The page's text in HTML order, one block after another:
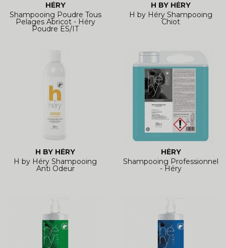
HÉRY
Shampooing Poudre Tous
Pelages Abricot - Héry
Poudre ES/IT
H BY HÉRY
H by Héry Shampooing
Chiot
H BY HÉRY
H by Héry Shampooing
Anti Odeur
HÉRY
Shampooing Professionnel
- Héry